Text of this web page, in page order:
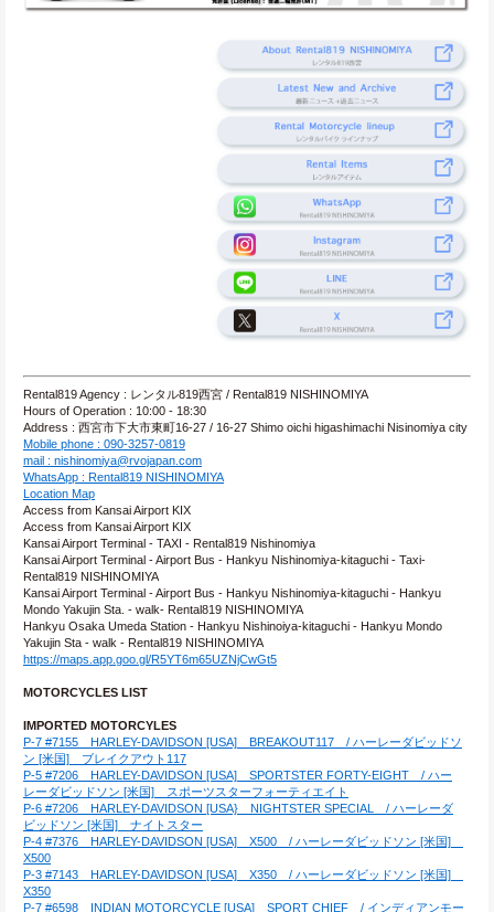
Rental819 Agency : レンタル819西宮 / Rental819 NISHINOMIYA
Hours of Operation : 10:00 - 18:30
Address : 西宮市下大市東町16-27 / 16-27 Shimo oichi higashimachi Nisinomiya city
Mobile phone : 090-3257-0819
mail : nishinomiya@rvojapan.com
WhatsApp : Rental819 NISHINOMIYA
Location Map
Access from Kansai Airport KIX
Access from Kansai Airport KIX
Kansai Airport Terminal - TAXI - Rental819 Nishinomiya
Kansai Airport Terminal - Airport Bus - Hankyu Nishinomiya-kitaguchi - Taxi-
Rental819 NISHINOMIYA
Kansai Airport Terminal - Airport Bus - Hankyu Nishinomiya-kitaguchi - Hankyu
Mondo Yakujin Sta. - walk- Rental819 NISHINOMIYA
Hankyu Osaka Umeda Station - Hankyu Nishinoiya-kitaguchi - Hankyu Mondo
Yakujin Sta - walk - Rental819 NISHINOMIYA
https://maps.app.goo.gl/R5YT6m65UZNjCwGt5
MOTORCYCLES LIST
IMPORTED MOTORCYLES
P-7 #7155　HARLEY-DAVIDSON [USA]　BREAKOUT117　/ ハーレーダビッドソ
ン [米国]　ブレイクアウト117
P-5 #7206　HARLEY-DAVIDSON [USA]　SPORTSTER FORTY-EIGHT　/ ハー
レーダビッドソン [米国]　スポーツスターフォーティエイト
P-6 #7206　HARLEY-DAVIDSON [USA}　NIGHTSTER SPECIAL　/ ハーレーダ
ビッドソン [米国]　ナイトスター
P-4 #7376　HARLEY-DAVIDSON [USA]　X500　/ ハーレーダビッドソン [米国]
X500
P-3 #7143　HARLEY-DAVIDSON [USA]　X350　/ ハーレーダビッドソン [米国]
X350
P-7 #6598　INDIAN MOTORCYCLE [USA]　SPORT CHIEF　/ インディアンモー